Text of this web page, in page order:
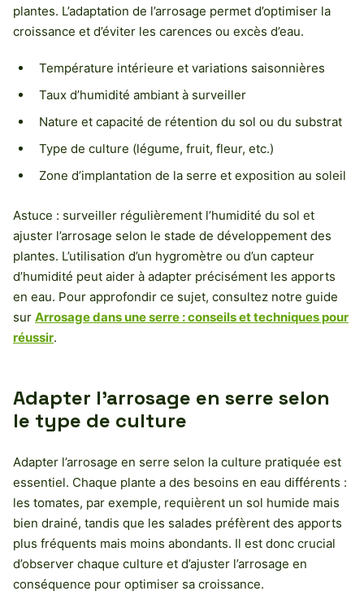
plantes. L’adaptation de l’arrosage permet d’optimiser la
croissance et d’éviter les carences ou excès d’eau.
Température intérieure et variations saisonnières
Taux d’humidité ambiant à surveiller
Nature et capacité de rétention du sol ou du substrat
Type de culture (légume, fruit, fleur, etc.)
Zone d’implantation de la serre et exposition au soleil
Astuce : surveiller régulièrement l’humidité du sol et
ajuster l’arrosage selon le stade de développement des
plantes. L’utilisation d’un hygromètre ou d’un capteur
d’humidité peut aider à adapter précisément les apports
en eau. Pour approfondir ce sujet, consultez notre guide
sur Arrosage dans une serre : conseils et techniques pour
réussir.
Adapter l’arrosage en serre selon
le type de culture
Adapter l’arrosage en serre selon la culture pratiquée est
essentiel. Chaque plante a des besoins en eau différents :
les tomates, par exemple, requièrent un sol humide mais
bien drainé, tandis que les salades préfèrent des apports
plus fréquents mais moins abondants. Il est donc crucial
d’observer chaque culture et d’ajuster l’arrosage en
conséquence pour optimiser sa croissance.